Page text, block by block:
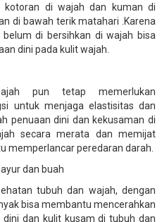
kotoran di wajah dan kuman di
di bawah terik matahari .Karena
di bersihkan di wajah bisa
dini pada kulit wajah.
pun tetap memerlukan
untuk menjaga elastisitas dan
penuaan dini dan kekusaman di
secara merata dan memijat
memperlancar peredaran darah.
dan buah
tubuh dan wajah, dengan
bisa membantu mencerahkan
dan kulit kusam di tubuh dan